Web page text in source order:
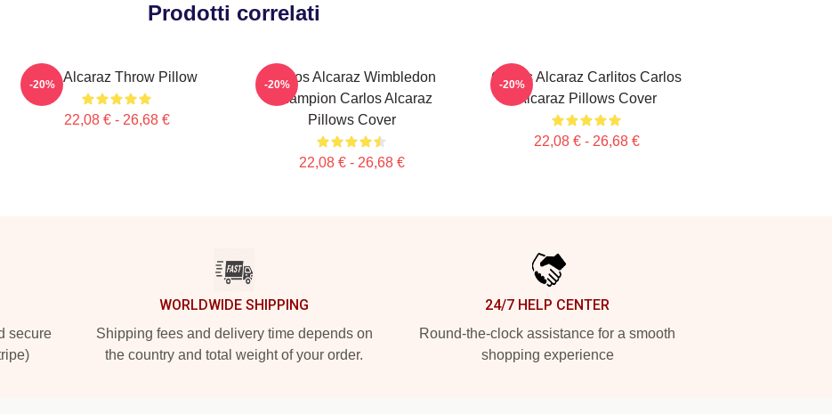
Prodotti correlati
Ace Alcaraz Throw Pillow
22,08 € - 26,68 €
-20%
Carlos Alcaraz Wimbledon
Champion Carlos Alcaraz
Pillows Cover
22,08 € - 26,68 €
-20%
Carlos Alcaraz Carlitos Carlos
Alcaraz Pillows Cover
22,08 € - 26,68 €
-20%
secure
WORLDWIDE SHIPPING
Shipping fees and delivery time depends on
the country and total weight of your order.
24/7 HELP CENTER
Round-the-clock assistance for a smooth
shopping experience